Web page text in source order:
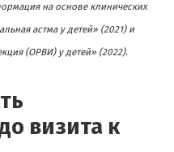
на основе клинических
астма у детей» (2021) и
(ОРВИ) у детей» (2022).
визита к